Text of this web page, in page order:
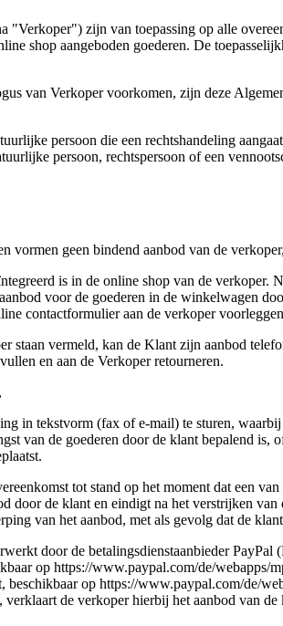
zijn van toepassing op alle
shop aangeboden goederen. De
van Verkoper voorkomen, zijn deze
persoon die een rechtshandeling
persoon, rechtspersoon of een
geen bindend aanbod van de
is in de online shop van de verkoper.
voor de goederen in de winkelwagen
contactformulier aan de verkoper
staan vermeld, kan de Klant zijn aanbod
en aan de Verkoper retourneren.
in tekstvorm (fax of e-mail) te sturen,
van de goederen door de klant bepalend is,
tot stand op het moment dat een
door de klant en eindigt na het verstrijken
van het aanbod, met als gevolg dat de
door de betalingsdienstaanbieder
op https://www.paypal.com/de/webapps/
op https://www.paypal.com/de/
de verkoper hierbij het aanbod van